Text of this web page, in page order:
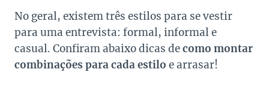
No geral, existem três estilos para se vestir
para uma entrevista: formal, informal e
casual. Confiram abaixo dicas decomo montar
combinações para cada estilo e arrasar!